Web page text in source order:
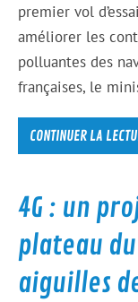
premier vol
améliorer les
polluantes des
françaises, le
CONTINUER LA
4G : un
plateau
aiguilles